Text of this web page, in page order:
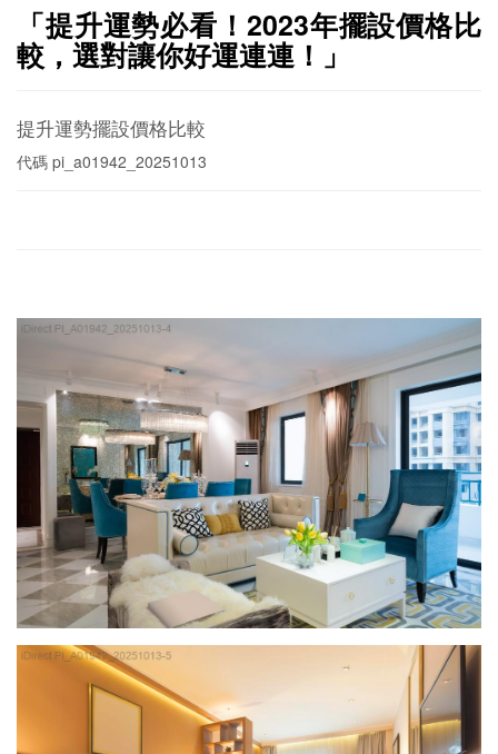
「提升運勢必看！2023年擺設價格比
較，選對讓你好運連連！」
提升運勢擺設價格比較
代碼 pi_a01942_20251013